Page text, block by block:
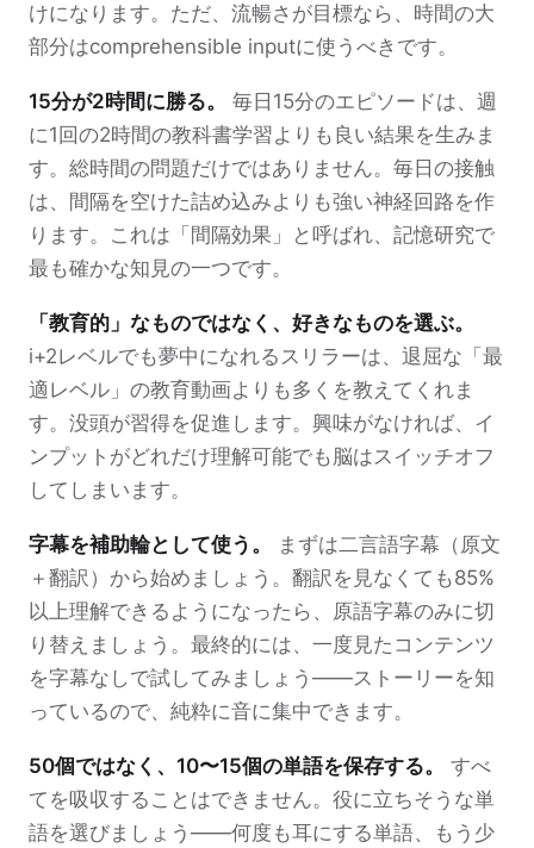
けになります。ただ、流暢さが目標なら、時間の大
部分はcomprehensible inputに使うべきです。
15分が2時間に勝る。
毎日15分のエピソードは、週
に1回の2時間の教科書学習よりも良い結果を生みま
す。総時間の問題だけではありません。毎日の接触
は、間隔を空けた詰め込みよりも強い神経回路を作
ります。これは「間隔効果」と呼ばれ、記憶研究で
最も確かな知見の一つです。
「教育的」なものではなく、好きなものを選ぶ。
i+2レベルでも夢中になれるスリラーは、退屈な「最
適レベル」の教育動画よりも多くを教えてくれま
す。没頭が習得を促進します。興味がなければ、イ
ンプットがどれだけ理解可能でも脳はスイッチオフ
してしまいます。
字幕を補助輪として使う。
まずは二言語字幕（原文
＋翻訳）から始めましょう。翻訳を見なくても85%
以上理解できるようになったら、原語字幕のみに切
り替えましょう。最終的には、一度見たコンテンツ
を字幕なしで試してみましょう——ストーリーを知
っているので、純粋に音に集中できます。
50個ではなく、10〜15個の単語を保存する。
すべ
てを吸収することはできません。役に立ちそうな単
語を選びましょう——何度も耳にする単語、もう少